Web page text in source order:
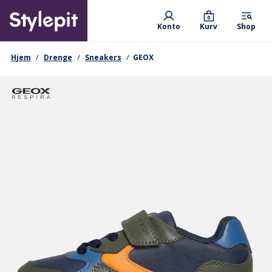
main
content
Primary departments
Konto Kurv
0
Shop
navigationssti
Hjem Drenge Sneakers GEOX